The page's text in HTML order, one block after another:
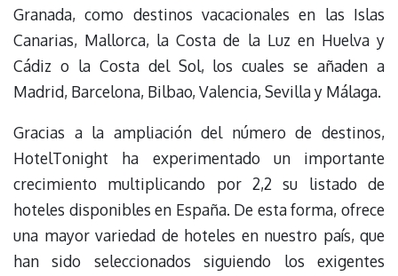
Granada, como destinos vacacionales en las Islas
Canarias, Mallorca, la Costa de la Luz en Huelva y
Cádiz o la Costa del Sol, los cuales se añaden a
Madrid, Barcelona, Bilbao, Valencia, Sevilla y Málaga.
Gracias a la ampliación del número de destinos,
HotelTonight ha experimentado un importante
crecimiento multiplicando por 2,2 su listado de
hoteles disponibles en España. De esta forma, ofrece
una mayor variedad de hoteles en nuestro país, que
han sido seleccionados siguiendo los exigentes